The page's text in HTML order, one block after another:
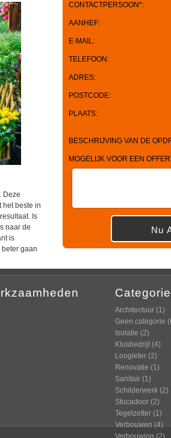
Deze
het beste in
Is
naar de
is
gaan
CONTACTPERSOON*:
AANHEF:
E-MAIL:
TELEFOON:
ADRES:
POSTCODE:
PLAATS:
BESCHRIJVING VAN DE
MOGELIJK VOOR EEN
Architectuur(1)
Geen categorie
Isolatie (2)
Klusbedrijf(4)
Loogieter(2)
Renovatie (1)
Sanitair(1)
Schilderwerk(2)
Stucadoor(2)
Tegelzetter(1)
Verbouwen (4)
Verbouwing (2)